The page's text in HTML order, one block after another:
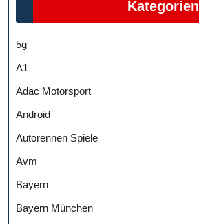
Kategorien
5g
A1
Adac Motorsport
Android
Autorennen Spiele
Avm
Bayern
Bayern München